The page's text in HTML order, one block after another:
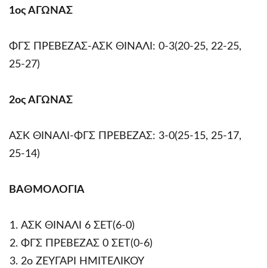
1ος ΑΓΩΝΑΣ
ΦΓΣ ΠΡΕΒΕΖΑΣ-ΑΣΚ ΘΙΝΑΛΙ: 0-3(20-25, 22-25,
25-27)
2ος ΑΓΩΝΑΣ
ΑΣΚ ΘΙΝΑΛΙ-ΦΓΣ ΠΡΕΒΕΖΑΣ: 3-0(25-15, 25-17,
25-14)
ΒΑΘΜΟΛΟΓΙΑ
ΑΣΚ ΘΙΝΑΛΙ 6 ΣΕΤ(6-0)
ΦΓΣ ΠΡΕΒΕΖΑΣ 0 ΣΕΤ(0-6)
2ο ΖΕΥΓΑΡΙ ΗΜΙΤΕΛΙΚΟΥ